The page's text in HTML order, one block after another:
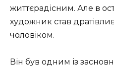
життєрадісним. Але в
художник став
чоловіком.
Він був одним із